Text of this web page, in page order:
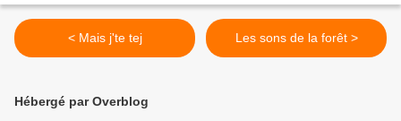
< Mais j'te tej Les sons de la forêt >
Hébergé par Overblog